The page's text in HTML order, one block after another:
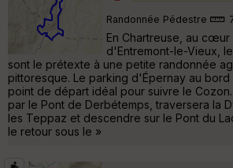
Randonnée Pédestre
En Chartreuse, au cœur
d'Entremont-le-Vieux,
sont le prétexte à une petite randonnée
pittoresque. Le parking d'Épernay au bord
point de départ idéal pour suivre le
par le Pont de Derbétemps, traversera la
les Teppaz et descendre sur le Pont du
le retour sous le »